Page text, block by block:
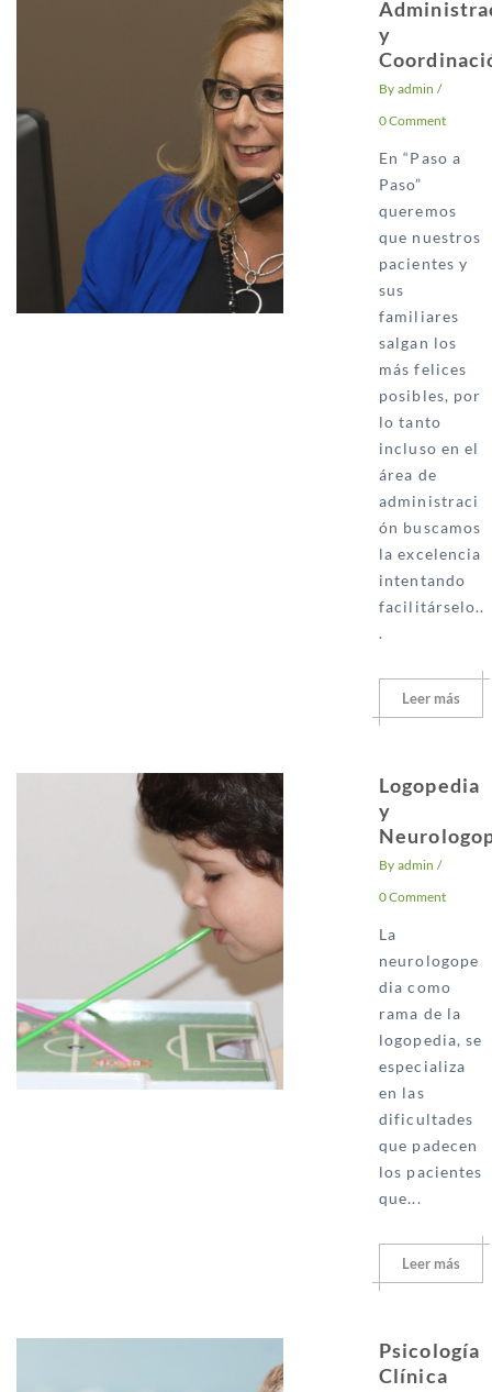
y
By admin /
0 Comment
En “Paso a
Paso”
queremos
que nuestros
pacientes y
sus
familiares
salgan los
más felices
posibles, por
lo tanto
incluso en el
área de
administraci
ón buscamos
la excelencia
intentando
facilitárselo..
.
Leer más
Logopedia
y
By admin /
0 Comment
La
neurologope
dia como
rama de la
logopedia, se
especializa
en las
dificultades
que padecen
los pacientes
que...
Leer más
Psicología
Clínica